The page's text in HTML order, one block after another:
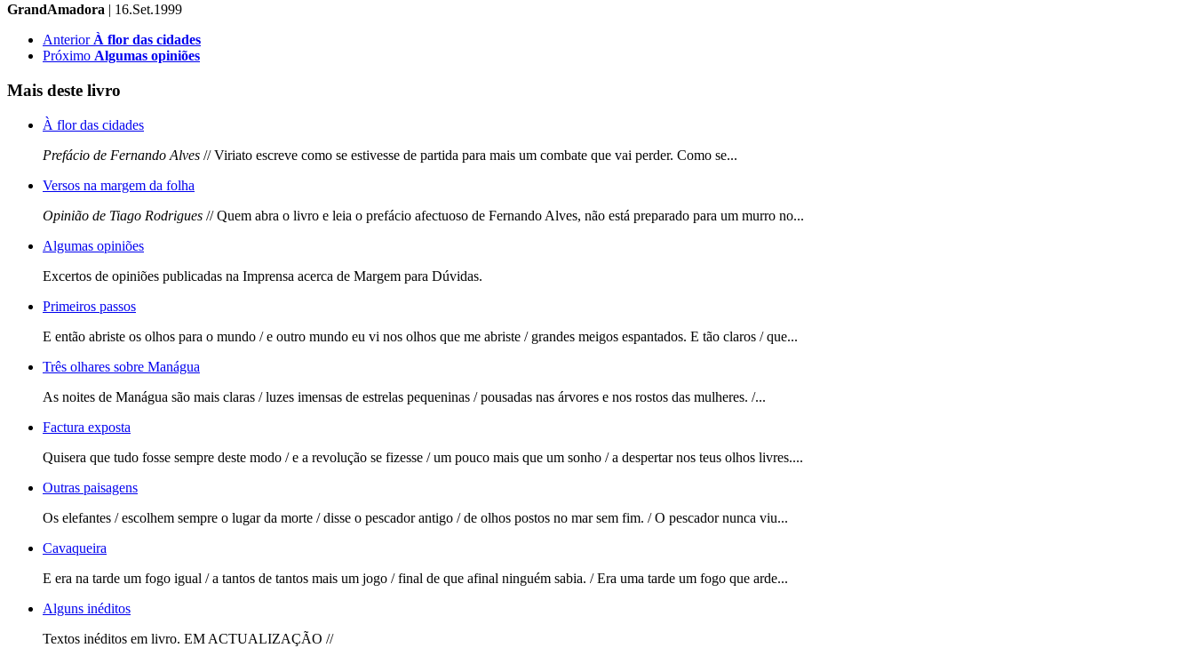
GrandAmadora | 16.Set.1999
Anterior À flor das cidades
Próximo Algumas opiniões
Mais deste livro
À flor das cidades
Prefácio de Fernando Alves // Viriato escreve como se estivesse de partida para mais um combate que vai perder. Como se...
Versos na margem da folha
Opinião de Tiago Rodrigues // Quem abra o livro e leia o prefácio afectuoso de Fernando Alves, não está preparado para um murro no...
Algumas opiniões
Excertos de opiniões publicadas na Imprensa acerca de Margem para Dúvidas.
Primeiros passos
E então abriste os olhos para o mundo / e outro mundo eu vi nos olhos que me abriste / grandes meigos espantados. E tão claros / que...
Três olhares sobre Manágua
As noites de Manágua são mais claras / luzes imensas de estrelas pequeninas / pousadas nas árvores e nos rostos das mulheres. /...
Factura exposta
Quisera que tudo fosse sempre deste modo / e a revolução se fizesse / um pouco mais que um sonho / a despertar nos teus olhos livres....
Outras paisagens
Os elefantes / escolhem sempre o lugar da morte / disse o pescador antigo / de olhos postos no mar sem fim. / O pescador nunca viu...
Cavaqueira
E era na tarde um fogo igual / a tantos de tantos mais um jogo / final de que afinal ninguém sabia. / Era uma tarde um fogo que arde...
Alguns inéditos
Textos inéditos em livro. EM ACTUALIZAÇÃO //